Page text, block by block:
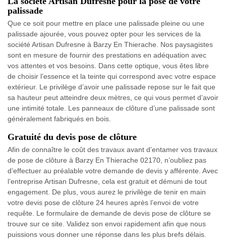
palissade
Que ce soit pour mettre en place une palissade pleine ou une
palissade ajourée, vous pouvez opter pour les services de la
société Artisan Dufresne à Barzy En Thierache. Nos paysagistes
sont en mesure de fournir des prestations en adéquation avec
vos attentes et vos besoins. Dans cette optique, vous êtes libre
de choisir l’essence et la teinte qui correspond avec votre espace
extérieur. Le privilège d’avoir une palissade repose sur le fait que
sa hauteur peut atteindre deux mètres, ce qui vous permet d’avoir
une intimité totale. Les panneaux de clôture d’une palissade sont
généralement fabriqués en bois.
Gratuité du devis pose de clôture
Afin de connaître le coût des travaux avant d’entamer vos travaux
de pose de clôture à Barzy En Thierache 02170, n’oubliez pas
d’effectuer au préalable votre demande de devis y afférente. Avec
l’entreprise Artisan Dufresne, cela est gratuit et démuni de tout
engagement. De plus, vous aurez le privilège de tenir en main
votre devis pose de clôture 24 heures après l’envoi de votre
requête. Le formulaire de demande de devis pose de clôture se
trouve sur ce site. Validez son envoi rapidement afin que nous
puissions vous donner une réponse dans les plus brefs délais.